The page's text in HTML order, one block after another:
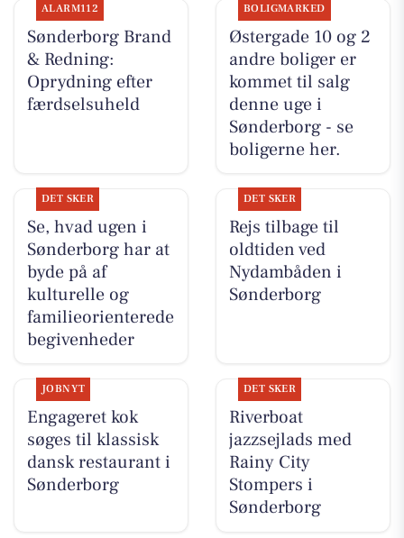
ALARM112
Sønderborg Brand
& Redning:
Oprydning efter
færdselsuheld
BOLIGMARKED
Østergade 10 og 2
andre boliger er
kommet til salg
denne uge i
Sønderborg - se
boligerne her.
DET SKER
Se, hvad ugen i
Sønderborg har at
byde på af
kulturelle og
familieorienterede
begivenheder
DET SKER
Rejs tilbage til
oldtiden ved
Nydambåden i
Sønderborg
JOBNYT
Engageret kok
søges til klassisk
dansk restaurant i
Sønderborg
DET SKER
Riverboat
jazzsejlads med
Rainy City
Stompers i
Sønderborg